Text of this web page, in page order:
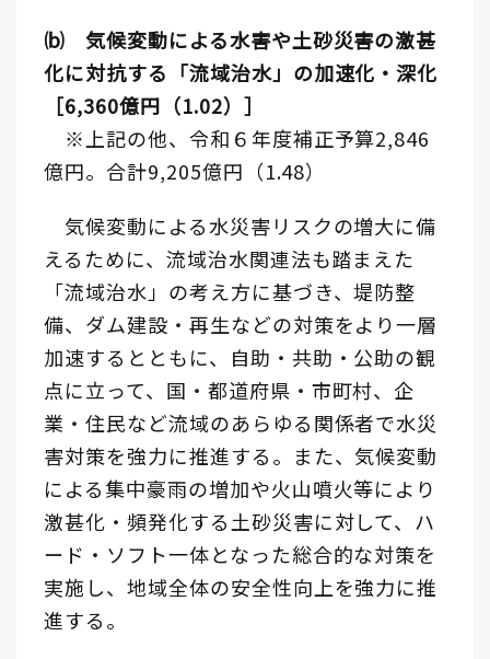
⒝ 気候変動による水害や土砂災害の激甚
化に対抗する「流域治水」の加速化・深化
［6,360億円（1.02）］
※上記の他、令和６年度補正予算2,846
億円。合計9,205億円（1.48）
気候変動による水災害リスクの増大に備
えるために、流域治水関連法も踏まえた
「流域治水」の考え方に基づき、堤防整
備、ダム建設・再生などの対策をより一層
加速するとともに、自助・共助・公助の観
点に立って、国・都道府県・市町村、企
業・住民など流域のあらゆる関係者で水災
害対策を強力に推進する。また、気候変動
による集中豪雨の増加や火山噴火等により
激甚化・頻発化する土砂災害に対して、ハ
ード・ソフト一体となった総合的な対策を
実施し、地域全体の安全性向上を強力に推
進する。